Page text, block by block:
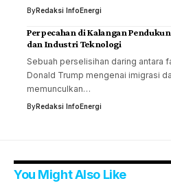
ByRedaksi InfoEnergi
Perpecahan di Kalangan
dan Industri Teknologi
Sebuah perselisihan daring antara
Donald Trump mengenai imigrasi
memunculkan…
ByRedaksi InfoEnergi
You Might Also Like